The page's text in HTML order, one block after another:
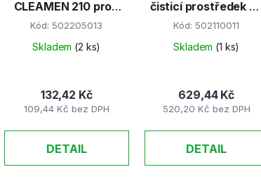
CLEAMEN 210 proti
silné mastnotě 550
Kód: 502205013
Skladem (2 ks)
109,44 Kč bez DPH
132,42 Kč
DETAIL
čisticí prostředek na
nábytek a podlahy 5
Kód: 502110011
Skladem (1 ks)
520,20 Kč bez DPH
629,44 Kč
DETAIL